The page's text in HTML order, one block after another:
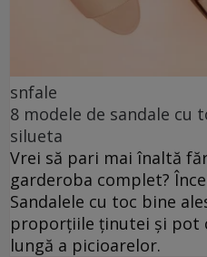
snfale
8 modele de sandale cu
silueta
Vrei să pari mai înaltă
garderoba complet?
Sandalele cu toc bine
proporțiile ținutei și pot
lungă a picioarelor.